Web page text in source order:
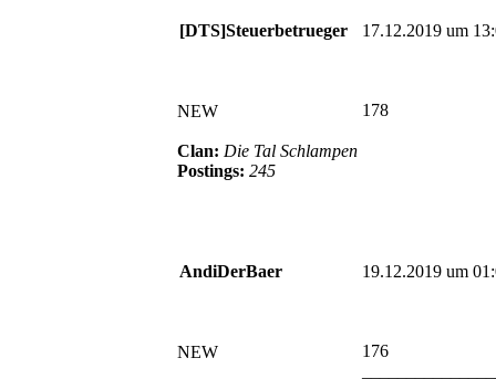
[DTS]Steuerbetrueger 17.12.2019 um
NEW
Clan: Die Tal Schlampen
Postings: 245
178
AndiDerBaer 19.12.2019 um
NEW
176